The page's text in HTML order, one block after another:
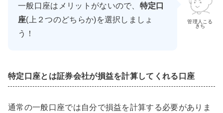
管理人こる
きち
一般口座はメリットがないので、 特定口
座(上２つのどちらか)を選択しましょ
う！
特定口座とは証券会社が損益を計算してくれる口座
通常の一般口座では自分で損益を計算する必要がありま